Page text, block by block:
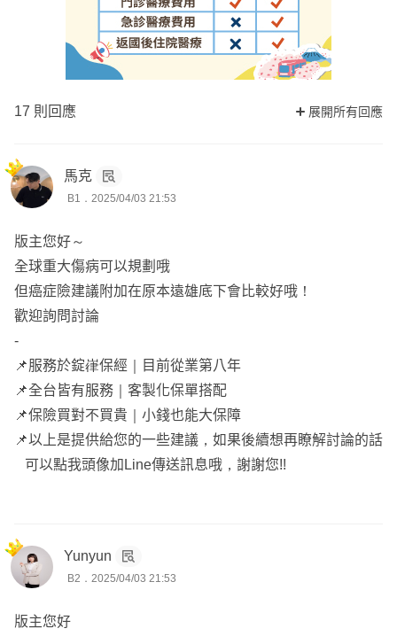
17 則回應 展開所有回應
馬克
B1．2025/04/03 21:53
版主您好～
全球重大傷病可以規劃哦
但癌症險建議附加在原本遠雄底下會比較好哦！
歡迎詢問討論
-
📌服務於錠嵂保經｜目前從業第八年
📌全台皆有服務｜客製化保單搭配
📌保險買對不買貴｜小錢也能大保障
📌以上是提供給您的一些建議，如果後續想再瞭解討論的話
可以點我頭像加Line傳送訊息哦，謝謝您!!
Yunyun
B2．2025/04/03 21:53
版主您好